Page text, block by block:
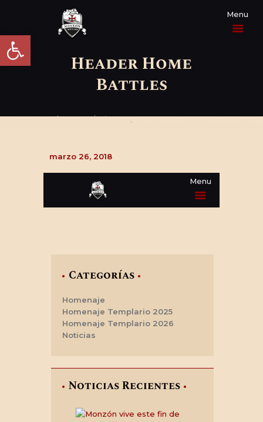
Abrir barra de herramientas
Header Home
Battles
PROGRAMA
LA HISTORIA
INFORMACIÓN
marzo 26, 2018
Categorías
Homenaje
Homenaje Templario 2025
Homenaje Templario 2026
Noticias
Noticias Recientes